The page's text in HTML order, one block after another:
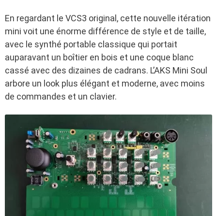
En regardant le VCS3 original, cette nouvelle itération
mini voit une énorme différence de style et de taille,
avec le synthé portable classique qui portait
auparavant un boîtier en bois et une coque blanc
cassé avec des dizaines de cadrans. L’AKS Mini Soul
arbore un look plus élégant et moderne, avec moins
de commandes et un clavier.